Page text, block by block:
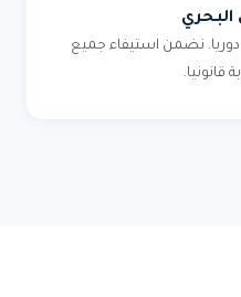
البحري
نضمن استيفاء جميع
قانونيا.